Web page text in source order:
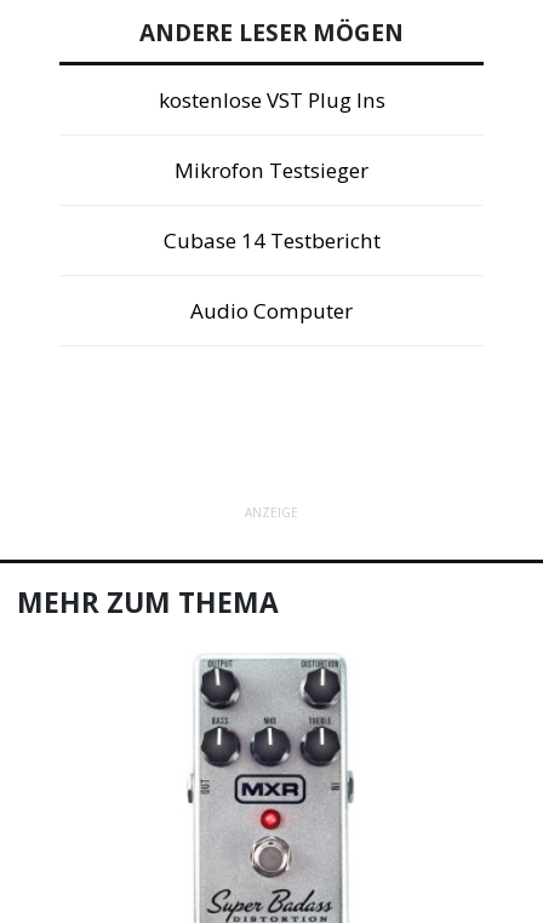
ANDERE LESER MÖGEN
kostenlose VST Plug Ins
Mikrofon Testsieger
Cubase 14 Testbericht
Audio Computer
ANZEIGE
MEHR ZUM THEMA